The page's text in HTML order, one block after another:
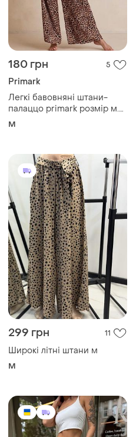
180 грн 5
Primark
Легкі бавовняні штани-
палаццо primark розмір м.
дефект!
M
299 грн 11
Широкі літні штани м
M